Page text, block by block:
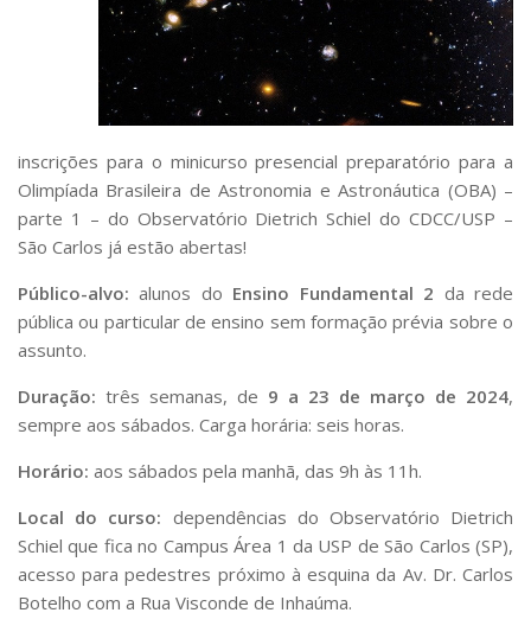
Bibliotecas
Apoio ao Estudante
Segurança, Trânsito e Prevenção
RH, Administrativo e Financeiro
Comunicação
Assessorias e Mídias
Aplicativos e Sites
Jornal da USP
Agenda de Eventos
Defesa de Teses
inscrições para o minicurso presencial preparatório para a
Olimpíada Brasileira de Astronomia e Astronáutica (OBA) –
parte 1 – do Observatório Dietrich Schiel do CDCC/USP –
São Carlos já estão abertas!
Público-alvo: alunos do Ensino Fundamental 2 da rede
pública ou particular de ensino sem formação prévia sobre o
assunto.
Duração: três semanas, de 9 a 23 de março de 2024,
sempre aos sábados. Carga horária: seis horas.
Horário: aos sábados pela manhã, das 9h às 11h.
Local do curso: dependências do Observatório Dietrich
Schiel que fica no Campus Área 1 da USP de São Carlos (SP),
acesso para pedestres próximo à esquina da Av. Dr. Carlos
Botelho com a Rua Visconde de Inhaúma.